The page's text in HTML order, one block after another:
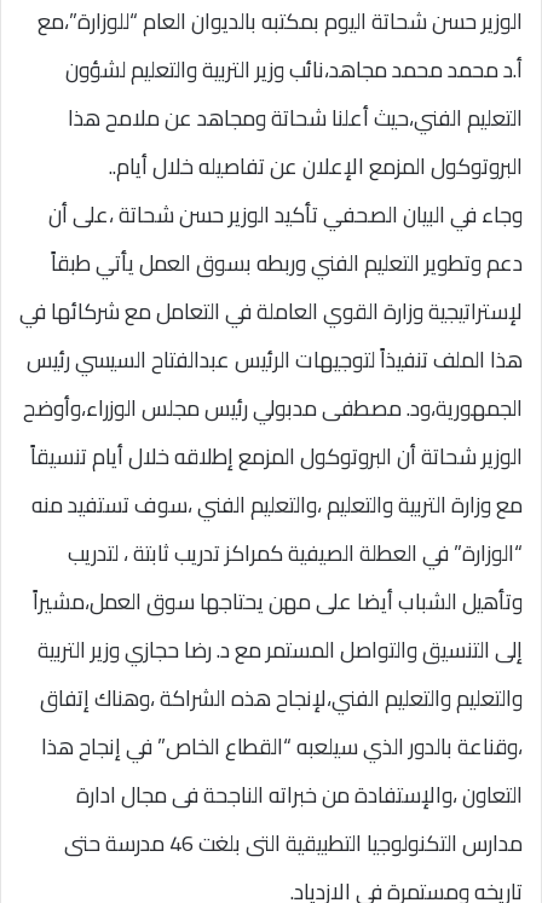
الوزير حسن شحاتة اليوم بمكتبه بالديوان العام “للوزارة”،مع
أ.د محمد محمد مجاهد،نائب وزير التربية والتعليم لشؤون
التعليم الفني،حيث أعلنا شحاتة ومجاهد عن ملامح هذا
البروتوكول المزمع الإعلان عن تفاصيله خلال أيام..
وجاء في البيان الصحفي تأكيد الوزير حسن شحاتة ،على أن
دعم وتطوير التعليم الفني وربطه بسوق العمل يأتي طبقاً
لإستراتيجية وزارة القوي العاملة في التعامل مع شركائها في
هذا الملف تنفيذاً لتوجيهات الرئيس عبدالفتاح السيسي رئيس
الجمهورية،ود. مصطفى مدبولي رئيس مجلس الوزراء،وأوضح
الوزير شحاتة أن البروتوكول المزمع إطلاقه خلال أيام تنسيقاً
مع وزارة التربية والتعليم ،والتعليم الفني ،سوف تستفيد منه
“الوزارة” في العطلة الصيفية كمراكز تدريب ثابتة ، لتدريب
وتأهيل الشباب أيضا على مهن يحتاجها سوق العمل،مشيراً
إلى التنسيق والتواصل المستمر مع د. رضا حجازي وزير التربية
والتعليم والتعليم الفني،لإنجاح هذه الشراكة ،وهناك إتفاق
،وقناعة بالدور الذي سيلعبه “القطاع الخاص” في إنجاح هذا
التعاون ،والإستفادة من خبراته الناجحة فى مجال ادارة
مدارس التكنولوجيا التطبيقية التى بلغت 46 مدرسة حتى
تاريخه ومستمرة فى الازدياد.